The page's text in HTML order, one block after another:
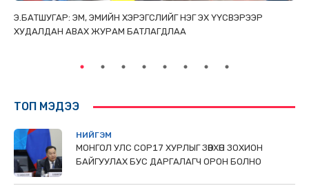
Э.БАТШУГАР: ЭМ, ЭМИЙН ХЭРЭГСЛИЙГ НЭГ ЭХ ҮҮСВЭРЭЭР
ХУДАЛДАН АВАХ ЖУРАМ БАТЛАГДЛАА
ТОП МЭДЭЭ
НИЙГЭМ
МОНГОЛ УЛС СОР17 ХУРЛЫГ ЗӨВХӨН ЗОХИОН
БАЙГУУЛАХ БУС ДАРГАЛАГЧ ОРОН БОЛНО